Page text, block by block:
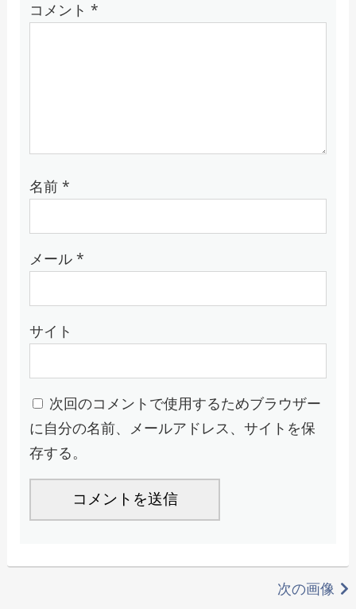
コメント *
名前 *
メール *
サイト
次回のコメントで使用するためブラウザー
に自分の名前、メールアドレス、サイトを保
存する。
次の画像